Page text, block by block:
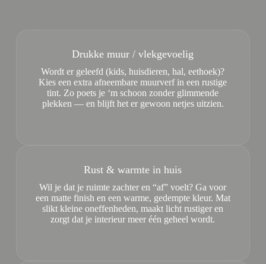
Drukke muur / vlekgevoelig
Wordt er geleefd (kids, huisdieren, hal, eethoek)?
Kies een extra afneembare muurverf in een rustige
tint. Zo poets je ‘m schoon zonder glimmende
plekken — en blijft het er gewoon netjes uitzien.
Rust & warmte in huis
Wil je dat je ruimte zachter en “af” voelt? Ga voor
een matte finish en een warme, gedempte kleur. Mat
slikt kleine oneffenheden, maakt licht rustiger en
zorgt dat je interieur meer één geheel wordt.